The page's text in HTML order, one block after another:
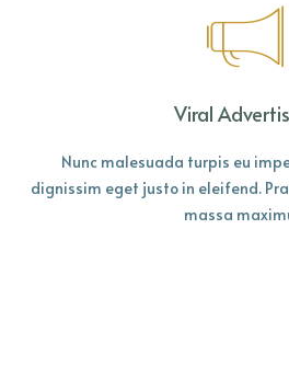
Viral
Nunc malesuada turpis eu
dignissim eget justo in eleifend.
massa